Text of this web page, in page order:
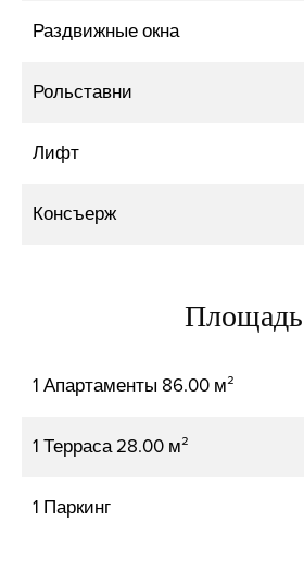
Раздвижные окна
Рольставни
Лифт
Консъерж
Площадь
1 Апартаменты 86.00 м²
1 Терраса28.00 м²
1 Паркинг